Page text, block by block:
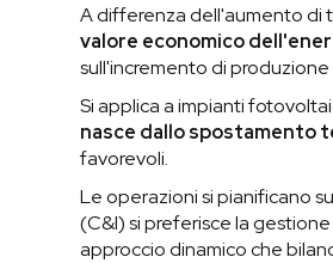
A differenza dell'aumento di
valore economico
sull'incremento di produzione
Si applica a impianti
nasce dallo spostamento
favorevoli.
Le operazioni si pianificano
(C&I) si preferisce la
approccio dinamico che